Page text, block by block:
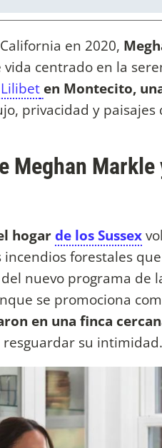
en 2020,
centrado en la
en Montecito,
privacidad y paisajes
Meghan
hogarde los Sussex
incendios forestales
nuevo programa de
se promociona
en una finca
su intimidad.